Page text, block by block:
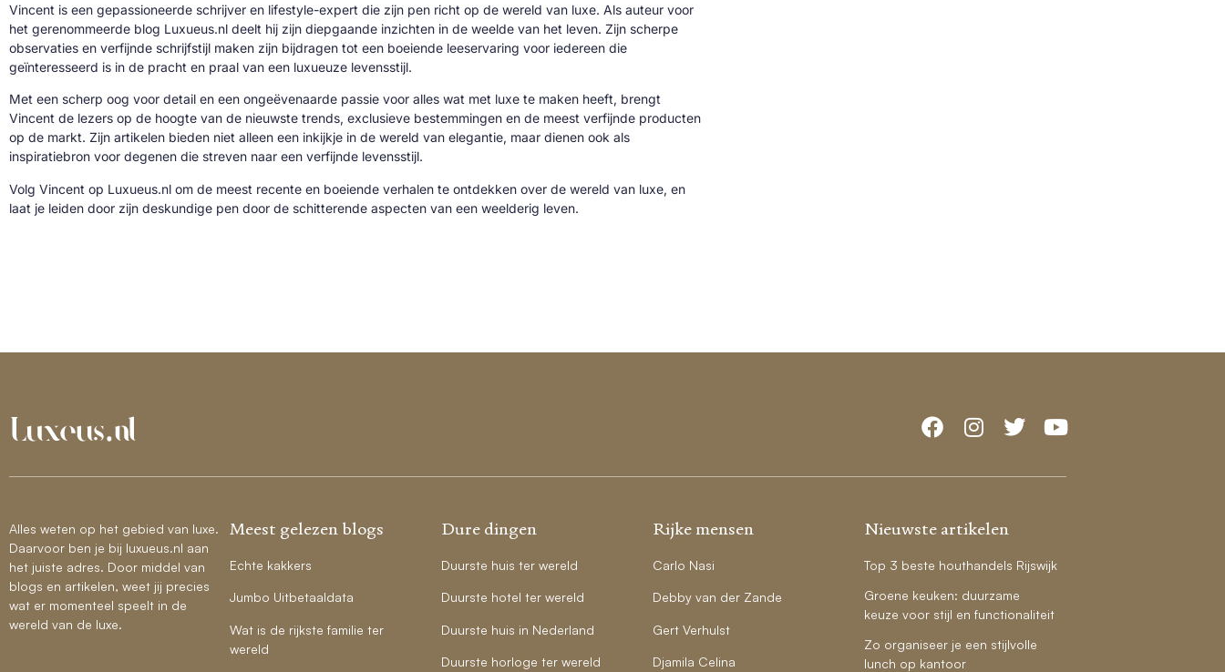
Vincent is een gepassioneerde schrijver en lifestyle-expert die zijn pen richt op de wereld van luxe. Als auteur voor
het gerenommeerde blog Luxueus.nl deelt hij zijn diepgaande inzichten in de weelde van het leven. Zijn scherpe
observaties en verfijnde schrijfstijl maken zijn bijdragen tot een boeiende leeservaring voor iedereen die
geïnteresseerd is in de pracht en praal van een luxueuze levensstijl.
Met een scherp oog voor detail en een ongeëvenaarde passie voor alles wat met luxe te maken heeft, brengt
Vincent de lezers op de hoogte van de nieuwste trends, exclusieve bestemmingen en de meest verfijnde producten
op de markt. Zijn artikelen bieden niet alleen een inkijkje in de wereld van elegantie, maar dienen ook als
inspiratiebron voor degenen die streven naar een verfijnde levensstijl.
Volg Vincent op Luxueus.nl om de meest recente en boeiende verhalen te ontdekken over de wereld van luxe, en
laat je leiden door zijn deskundige pen door de schitterende aspecten van een weelderig leven.
Alles weten op het gebied van luxe.
Daarvoor ben je bij luxueus.nl aan
het juiste adres. Door middel van
blogs en artikelen, weet jij precies
wat er momenteel speelt in de
wereld van de luxe.
Meest gelezen blogs
Echte kakkers
Jumbo Uitbetaaldata
Wat is de rijkste familie ter
wereld
Dure dingen
Duurste huis ter wereld
Duurste hotel ter wereld
Duurste huis in Nederland
Duurste horloge ter wereld
Rijke mensen
Carlo Nasi
Debby van der Zande
Gert Verhulst
Djamila Celina
Nieuwste artikelen
Top 3 beste houthandels Rijswijk
Groene keuken: duurzame
keuze voor stijl en functionaliteit
Zo organiseer je een stijlvolle
lunch op kantoor